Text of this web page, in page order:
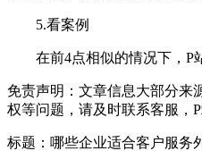
5.看案例
在前4点相似的情况下，P站
免责声明：文章信息大部分来
权等问题，请及时联系客服，
标题：哪些企业适合客户服务